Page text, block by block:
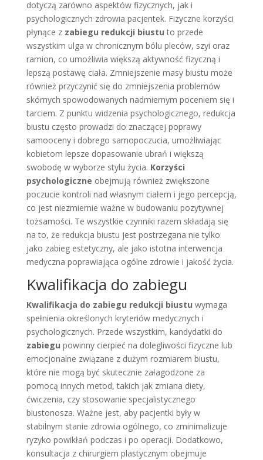
dotyczą zarówno aspektów fizycznych, jak i
psychologicznych zdrowia pacjentek. Fizyczne korzyści
płynące z zabiegu redukcji biustu to przede
wszystkim ulga w chronicznym bólu pleców, szyi oraz
ramion, co umożliwia większą aktywność fizyczną i
lepszą postawę ciała. Zmniejszenie masy biustu może
również przyczynić się do zmniejszenia problemów
skórnych spowodowanych nadmiernym poceniem się i
tarciem. Z punktu widzenia psychologicznego, redukcja
biustu często prowadzi do znaczącej poprawy
samooceny i dobrego samopoczucia, umożliwiając
kobietom lepsze dopasowanie ubrań i większą
swobodę w wyborze stylu życia. Korzyści
psychologiczne obejmują również zwiększone
poczucie kontroli nad własnym ciałem i jego percepcją,
co jest niezmiernie ważne w budowaniu pozytywnej
tożsamości. Te wszystkie czynniki razem składają się
na to, że redukcja biustu jest postrzegana nie tylko
jako zabieg estetyczny, ale jako istotna interwencja
medyczna poprawiająca ogólne zdrowie i jakość życia.
Kwalifikacja do zabiegu
Kwalifikacja do zabiegu redukcji biustu wymaga
spełnienia określonych kryteriów medycznych i
psychologicznych. Przede wszystkim, kandydatki do
zabiegu powinny cierpieć na dolegliwości fizyczne lub
emocjonalne związane z dużym rozmiarem biustu,
które nie mogą być skutecznie załagodzone za
pomocą innych metod, takich jak zmiana diety,
ćwiczenia, czy stosowanie specjalistycznego
biustonosza. Ważne jest, aby pacjentki były w
stabilnym stanie zdrowia ogólnego, co zminimalizuje
ryzyko powikłań podczas i po operacji. Dodatkowo,
konsultacja z chirurgiem plastycznym obejmuje